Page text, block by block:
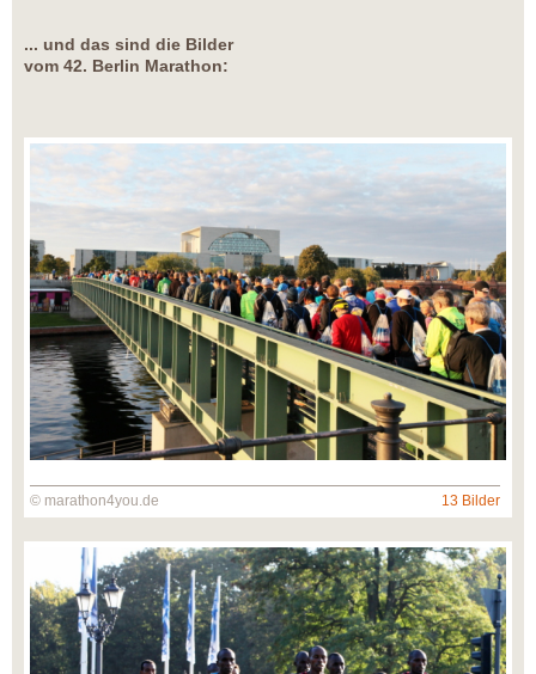
... und das sind die Bilder
vom 42. Berlin Marathon:
© marathon4you.de 13 Bilder